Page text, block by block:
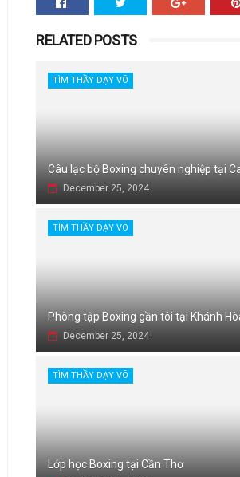
RELATED POSTS
TÌM THẦY DẠY VÕ
Câu lạc bộ Boxing chuyên nghiệp tại
December 25, 2024
TÌM THẦY DẠY VÕ
Phòng tập Boxing gần tôi tại Khánh
December 25, 2024
TÌM THẦY DẠY VÕ
Lớp học Boxing tại Cần Thơ